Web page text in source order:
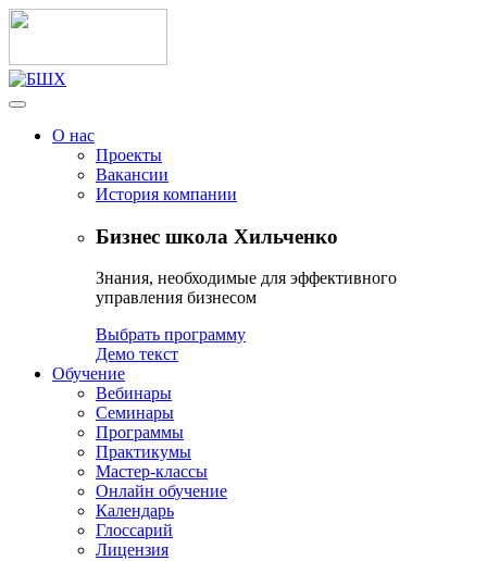
О нас
Проекты
Вакансии
История компании
Бизнес школа Хильченко
Знания, необходимые для эффективного
управления бизнесом
Выбрать программу
Демо текст
Обучение
Вебинары
Семинары
Программы
Практикумы
Мастер-классы
Онлайн обучение
Календарь
Глоссарий
Лицензия